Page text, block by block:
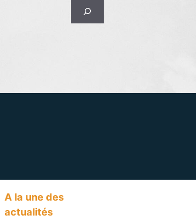
Rechercher
A la une des
actualités